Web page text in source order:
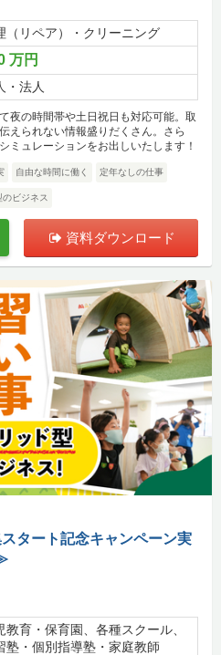
（リペア）・クリーニング
万円
・法人
夜の時間帯や土日祝日も対応可能。取
えられない情報盛りだくさん。さら
ミュレーションをお出しいたします！
自由な時間に働く 定年なしの仕事
ビジネス
資料ダウンロード
タート記念キャンペーン実
教育・保育園、各種スクール、
塾・個別指導塾・家庭教師